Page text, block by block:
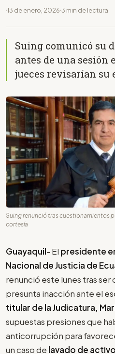
13 de enero, 2026 3 min de lectura
Suing comunicó su
antes de una sesión
jueces revisarían su
Suing renunció tras cuestionamientos
cortesía
Guayaquil- El presidente
Nacional de Justicia de
renunció este lunes tras ser
presunta inacción ante el
titular de la Judicatura,
supuestas presiones que
anticorrupción para
un caso de lavado de